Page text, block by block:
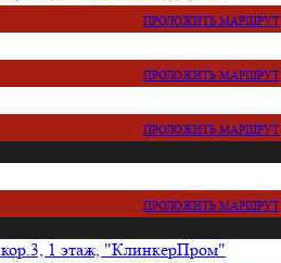
ПРОЛОЖИТЬ МАРШРУТ
ПРОЛОЖИТЬ МАРШРУТ
ПРОЛОЖИТЬ МАРШРУТ
ПРОЛОЖИТЬ МАРШРУТ
1 этаж, "КлинкерПром"